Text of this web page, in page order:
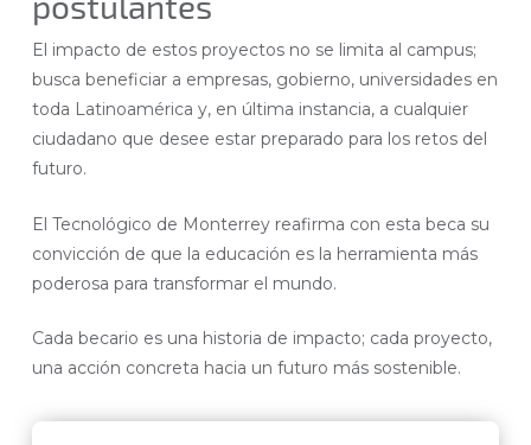
El impacto de estos proyectos no se limita al campus;
busca beneficiar a empresas, gobierno, universidades en
toda Latinoamérica y, en última instancia, a cualquier
ciudadano que desee estar preparado para los retos del
futuro.
El Tecnológico de Monterrey reafirma con esta beca su
convicción de que la educación es la herramienta más
poderosa para transformar el mundo.
Cada becario es una historia de impacto; cada proyecto,
una acción concreta hacia un futuro más sostenible.